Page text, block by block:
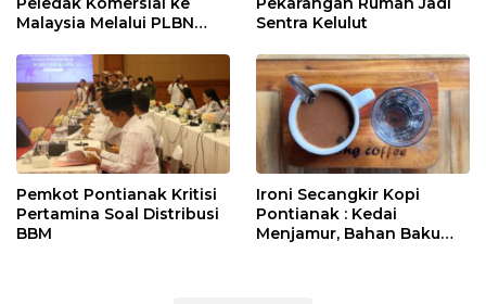
Malaysia Melalui PLBN
Sentra Kelulut
Pemkot Pontianak Kritisi
Pertamina Soal Distribusi
BBM
Ironi Secangkir Kopi
Pontianak : Kedai
Menjamur, Bahan Baku